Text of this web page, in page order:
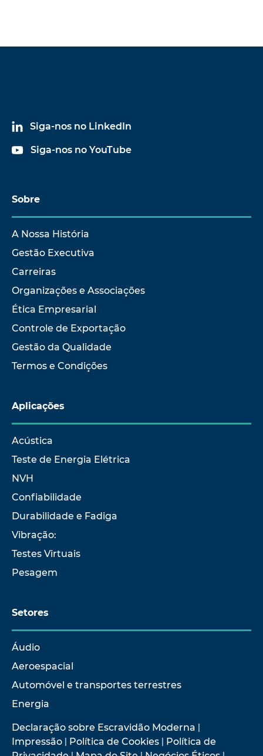
Siga-nos no LinkedIn
Siga-nos no YouTube
Sobre
A Nossa História
Gestão Executiva
Carreiras
Organizações e Associações
Ética Empresarial
Controle de Exportação
Gestão da Qualidade
Termos e Condições
Aplicações
Acústica
Teste de Energia Elétrica
NVH
Confiabilidade
Durabilidade e Fadiga
Vibração:
Testes Virtuais
Pesagem
Setores
Áudio
Aeroespacial
Automóvel e transportes terrestres
Energia
Declaração sobre Escravidão Moderna |
Impressão | Política de Cookies | Política de